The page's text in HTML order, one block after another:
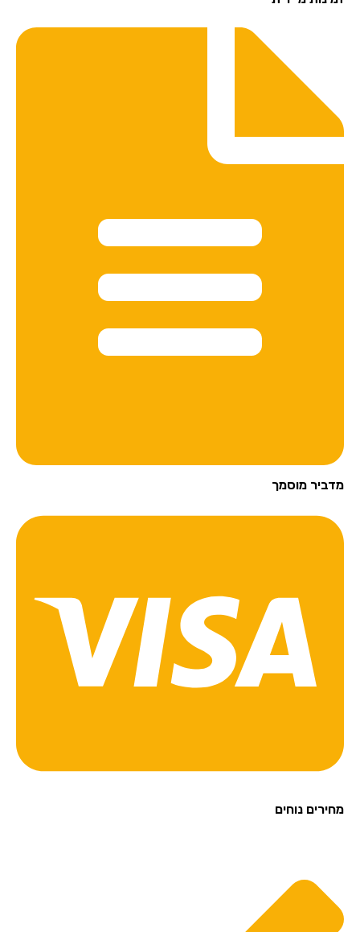
מדביר מוסמך
מחירים נוחים